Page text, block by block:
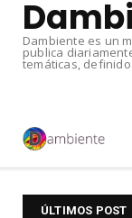
Dambiente es un
publica
temáticas, definido
ÚLTIMOS POST
y Jwan